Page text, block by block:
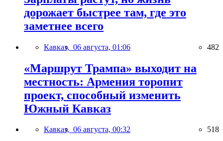
дорожает быстрее там, где это
заметнее всего
Кавказ, 06 августа, 01:06 482
«Маршрут Трампа» выходит на
местность: Армения торопит
проект, способный изменить
Южный Кавказ
Кавказ, 06 августа, 00:32 518